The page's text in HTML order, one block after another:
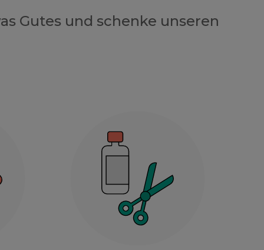
Gutes und schenke unseren